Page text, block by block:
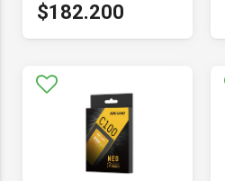
$182.200